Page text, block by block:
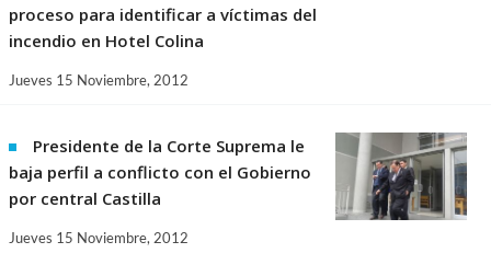
proceso para identificar a víctimas del
incendio en Hotel Colina
Jueves 15 Noviembre, 2012
Presidente de la Corte Suprema le
baja perfil a conflicto con el Gobierno
por central Castilla
Jueves 15 Noviembre, 2012